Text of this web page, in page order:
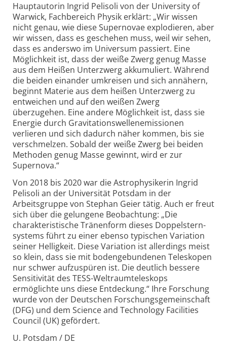
Hauptautorin Ingrid Pelisoli von der University of
Warwick, Fachbereich Physik erklärt: „Wir wissen
nicht genau, wie diese Supernovae explodieren, aber
wir wissen, dass es geschehen muss, weil wir sehen,
dass es anderswo im Universum passiert. Eine
Möglichkeit ist, dass der weiße Zwerg genug Masse
aus dem Heißen Unterzwerg akkumuliert. Während
die beiden einander umkreisen und sich annähern,
beginnt Materie aus dem heißen Unterzwerg zu
entweichen und auf den weißen Zwerg
überzugehen. Eine andere Möglichkeit ist, dass sie
Energie durch Gravitations­wellen­emissionen
verlieren und sich dadurch näher kommen, bis sie
verschmelzen. Sobald der weiße Zwerg bei beiden
Methoden genug Masse gewinnt, wird er zur
Supernova.“
Von 2018 bis 2020 war die Astrophysikerin Ingrid
Pelisoli an der Universität Potsdam in der
Arbeitsgruppe von Stephan Geier tätig. Auch er freut
sich über die gelungene Beobachtung: „Die
charakteristische Tränenform dieses Doppelstern­
systems führt zu einer ebenso typischen Variation
seiner Helligkeit. Diese Variation ist allerdings meist
so klein, dass sie mit boden­gebundenen Teleskopen
nur schwer aufzuspüren ist. Die deutlich bessere
Sensitivität des TESS-Weltraum­teleskops
ermöglichte uns diese Entdeckung.“ Ihre Forschung
wurde von der Deutschen Forschungs­gemeinschaft
(DFG) und dem Science and Technology Facilities
Council (UK) gefördert.
U. Potsdam / DE